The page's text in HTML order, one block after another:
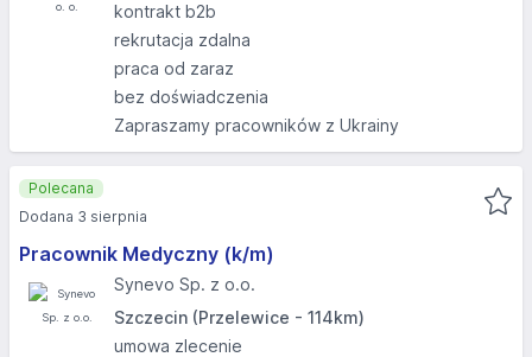
kontrakt b2b
rekrutacja zdalna
praca od zaraz
bez doświadczenia
Zapraszamy pracowników z Ukrainy
Pracownik Medyczny (k/m)
Synevo Sp. z o.o.
Szczecin (Przelewice - 114km)
umowa zlecenie
Polecana
Dodana 3 sierpnia